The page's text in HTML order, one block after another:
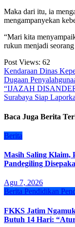
Maka dari itu, ia
mengampanyekan
“Mari kita
rukun menjadi
Post Views: 62
Navigasi
pos
Kendaraan Dinas
Dugaan
“IJAZAH
Surabaya Siap
Baca Juga Berita
Berita
Masih Saling Klaim,
Pandegiling
Agu 7, 2026
Berita Pendidikan
FKKS Jatim
Butuh 14 Hari: